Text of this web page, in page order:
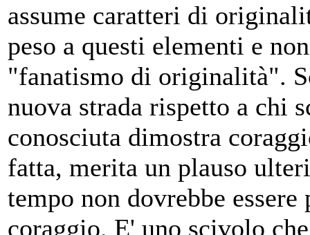
assume caratteri di
peso a questi elementi e
"fanatismo di originalità".
nuova strada rispetto a chi
conosciuta dimostra
fatta, merita un plauso
tempo non dovrebbe
coraggio. E' uno scivolo